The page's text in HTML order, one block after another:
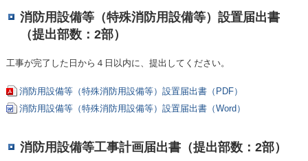
消防用設備等（特殊消防用設備等）設置届出書
（提出部数：2部）
工事が完了した日から４日以内に、提出してください。
消防用設備等（特殊消防用設備等）設置届出書（PDF）
消防用設備等（特殊消防用設備等）設置届出書（Word）
消防用設備等工事計画届出書（提出部数：2部）